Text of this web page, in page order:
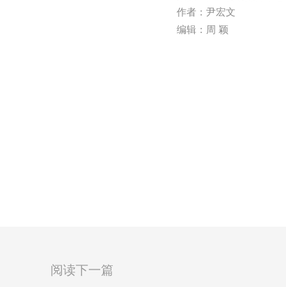
作者：尹宏文
编辑：周 颖
阅读下一篇